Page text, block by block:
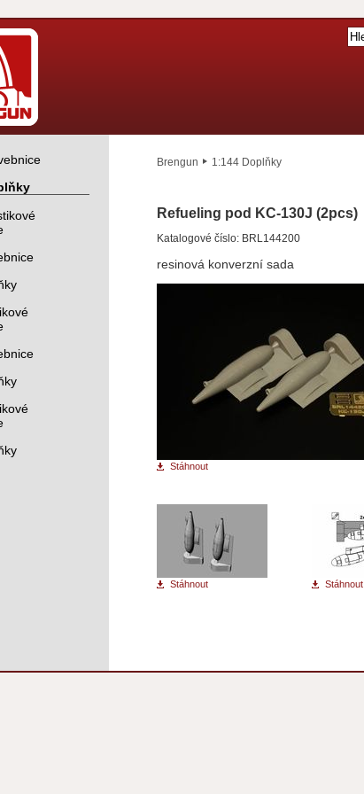
Brengun 1:144 Doplňky
Refueling pod KC-130J (2pcs)
Katalogové číslo: BRL144200
resinová konverzní sada
Stáhnout
Stáhnout Stáhnout